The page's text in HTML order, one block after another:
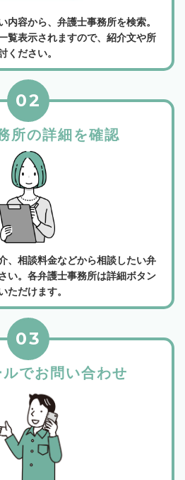
内容から、弁護士事務所を検索。
覧表示されますので、紹介文や所
ください。
所の詳細を確認
02
、相談料金などから相談したい弁
い。各弁護士事務所は詳細ボタン
ただけます。
でお問い合わせ
03